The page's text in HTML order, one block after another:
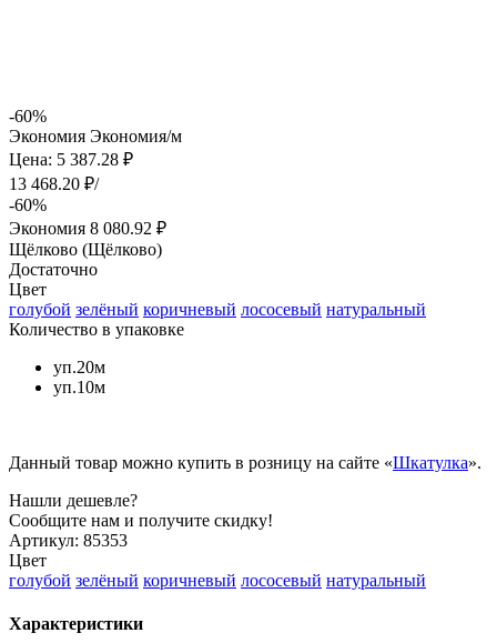
-60%
Экономия Экономия/м
Цена: 5 387.28 ₽
13 468.20 ₽/
-60%
Экономия 8 080.92 ₽
Щёлково (Щёлково)
Достаточно
Цвет
голубой зелёный коричневый лососевый натуральный
Количество в упаковке
уп.20м
уп.10м
Данный товар можно купить в розницу на сайте «Шкатулка».
Нашли дешевле?
Сообщите нам и получите скидку!
Артикул: 85353
Цвет
голубой зелёный коричневый лососевый натуральный
Характеристики